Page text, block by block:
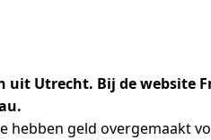
Utrecht. Bij de website
geld overgemaakt